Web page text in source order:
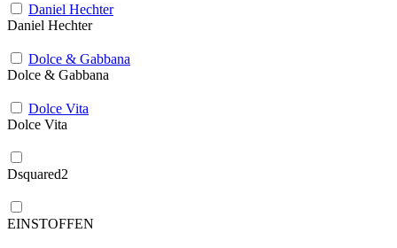
Daniel Hechter
Daniel Hechter
Dolce & Gabbana
Dolce & Gabbana
Dolce Vita
Dolce Vita
Dsquared2
EINSTOFFEN